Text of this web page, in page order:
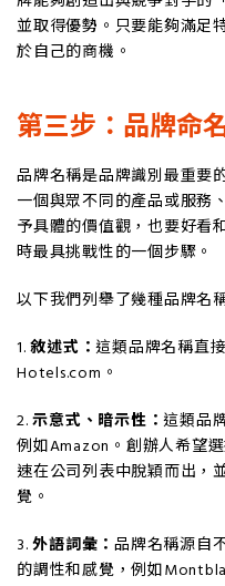
並取得優勢。只要能夠滿足
於自己的商機。
第三步：品牌命
品牌名稱是品牌識別最重要
一個與眾不同的產品或服務
予具體的價值觀，也要好看
時最具挑戰性的一個步驟。
以下我們列舉了幾種品牌名
1.敘述式：這類品牌名稱直
Hotels.com。
2.示意式、暗示性：這類品
例如Amazon。創辦人希望
速在公司列表中脫穎而出，
覺。
3.外語詞彙： 品牌名稱源自
的調性和感覺，例如